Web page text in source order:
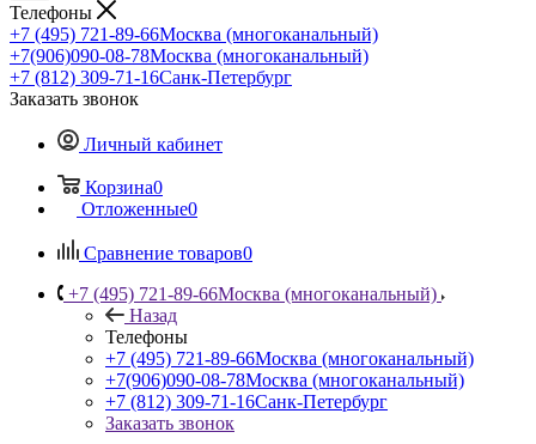
Телефоны
+7 (495) 721-89-66Москва (многоканальный)
+7(906)090-08-78Москва (многоканальный)
+7 (812) 309-71-16Санк-Петербург
Заказать звонок
Личный кабинет
Корзина0
Отложенные0
Сравнение товаров0
+7 (495) 721-89-66Москва (многоканальный)
Назад
Телефоны
+7 (495) 721-89-66Москва (многоканальный)
+7(906)090-08-78Москва (многоканальный)
+7 (812) 309-71-16Санк-Петербург
Заказать звонок